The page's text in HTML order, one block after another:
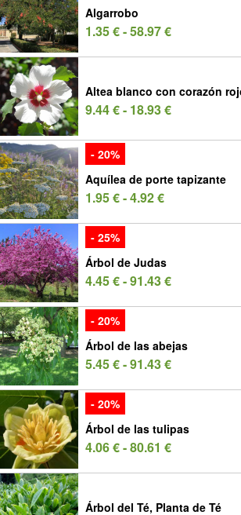
Algarrobo
1.35 € - 58.97 €
Altea blanco con corazón
9.44 € - 18.93 €
- 20%
Aquílea de porte tapizante
1.95 € - 4.92 €
- 25%
Árbol de Judas
4.45 € - 91.43 €
- 20%
Árbol de las abejas
5.45 € - 91.43 €
- 20%
Árbol de las tulipas
4.06 € - 80.61 €
Árbol del Té, Planta de Té